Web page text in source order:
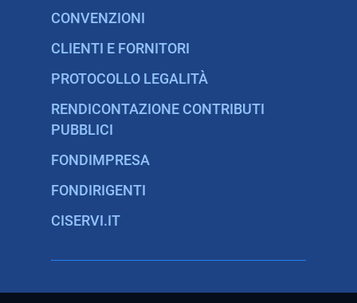
CONVENZIONI
CLIENTI E FORNITORI
PROTOCOLLO LEGALITÀ
RENDICONTAZIONE CONTRIBUTI
PUBBLICI
FONDIMPRESA
FONDIRIGENTI
CISERVI.IT